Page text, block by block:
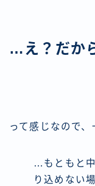
…え？だか
って感じなので
…もともと
り込めない